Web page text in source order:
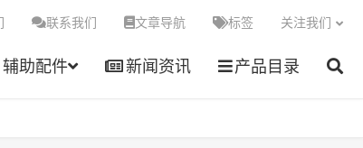
辅助配件 新闻资讯 产品目录
联系我们 文章导航 标签 关注我们